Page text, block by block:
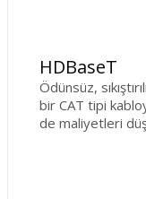
HDBaseT
Ödünsüz,
bir CAT tipi
de maliyetleri